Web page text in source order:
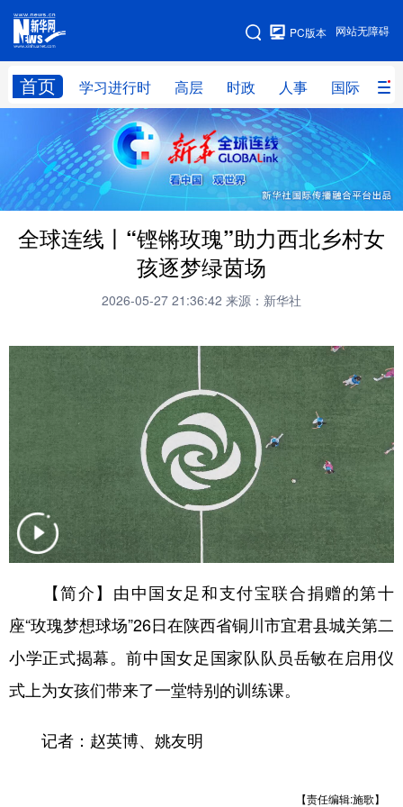
网站无障碍
PC版本
首页 学习进行时 高层 时政 人事 国际 财
网站地图
学习进行时 高层 时政 人事
国际 财经 网评 港澳
台湾 思客智库 全球连线 教育
科技 科创 量子 体育
法律 中央文件 汽车
人居 信息化
学术中国 乡村振兴 银龄 溯源中国
旅游 能源 会展
彩票 娱乐 时尚 悦读
公益 亚太网 上市公司
文化产业
地方频道
北京 天津 河北
辽宁 吉林
全球连线丨“铿锵玫瑰”助力西北乡村女
孩逐梦绿茵场
2026-05-27 21:36:42 来源：新华社
【简介】由中国女足和支付宝联合捐赠的第十
座“玫瑰梦想球场”26日在陕西省铜川市宜君县城关第二
小学正式揭幕。前中国女足国家队队员岳敏在启用仪
式上为女孩们带来了一堂特别的训练课。
记者：赵英博、姚友明
【责任编辑:施歌】